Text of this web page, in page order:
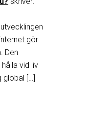
gör
Den
vid liv
global […]